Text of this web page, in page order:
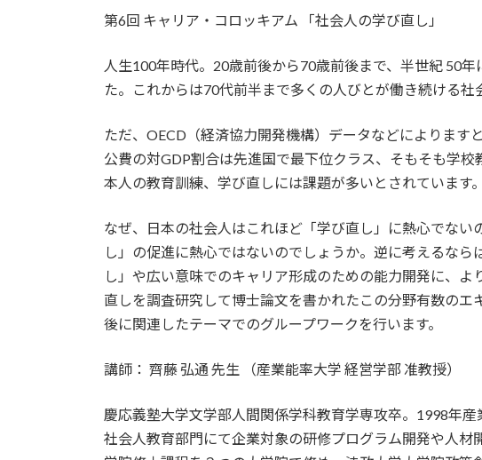
新
時
:
第6回 キャリア・コロッキアム 「社会人の学び直し」
人生100年時代。20歳前後から70歳前後まで、半世紀 50
た。これからは70代前半まで多くの人びとが働き続ける社
ただ、OECD（経済協力開発機構）データなどによります
公費の対GDP割合は先進国で最下位クラス、そもそも学
本人の教育訓練、学び直しには課題が多いとされています。
なぜ、日本の社会人はこれほど「学び直し」に熱心でな
し」の促進に熱心ではないのでしょうか。逆に考えるな
し」や広い意味でのキャリア形成のための能力開発に、
直しを調査研究して博士論文を書かれたこの分野有数の
後に関連したテーマでのグループワークを行います。
講師： 齊藤 弘通 先生 （産業能率大学 経営学部 准教授）
慶応義塾大学文学部人間関係学科教育学専攻卒。1998年産
社会人教育部門にて企業対象の研修プログラム開発や人